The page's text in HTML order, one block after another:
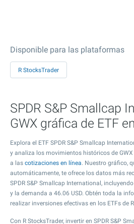
Disponible para las plataformas
R StocksTrader
SPDR S&P Smallcap
GWX gráfica de ETF
Explora el ETF SPDR S&P Smallcap
y analiza los movimientos históricos de
a las cotizaciones en línea. Nuestro gráfico,
automáticamente, te ofrece los datos más
SPDR S&P Smallcap International,
y la demanda a 46.06 USD. Obtén toda la
realizar inversiones efectivas en los ETFs de
Con R StocksTrader, invertir en SPDR S&P